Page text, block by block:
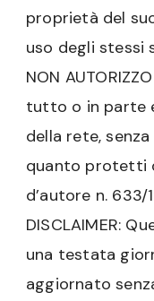
proprietà del
uso degli stessi
NON
tutto o in parte
della rete,
quanto protetti
d’autore n. 633/
DISCLAIMER:
una testata
aggiornato